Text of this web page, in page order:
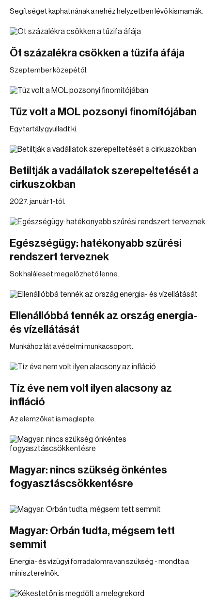
Segítséget kaphatnának a nehéz helyzetben lévő kismamák.
Öt százalékra csökken a tűzifa áfája
Szeptember közepétől.
Tűz volt a MOL pozsonyi finomítójában
Egy tartály gyulladt ki.
Betiltják a vadállatok szerepeltetését a
cirkuszokban
2027. január 1-től.
Egészségügy: hatékonyabb szűrési
rendszert terveznek
Sok haláleset megelőzhető lenne.
Ellenállóbbá tennék az ország energia-
és vízellátását
Munkához lát a védelmi munkacsoport.
Tíz éve nem volt ilyen alacsony az
infláció
Az elemzőket is meglepte.
Magyar: nincs szükség önkéntes
fogyasztáscsökkentésre
Magyar: Orbán tudta, mégsem tett
semmit
Energia- és vízügyi forradalomra van szükség - mondta a
miniszterelnök.